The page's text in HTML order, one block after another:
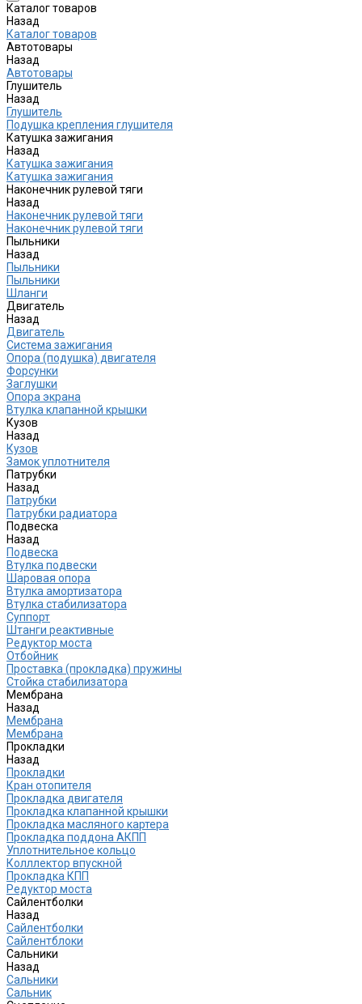
Каталог товаров
Назад
Каталог товаров
Автотовары
Назад
Автотовары
Глушитель
Назад
Глушитель
Подушка крепления глушителя
Катушка зажигания
Назад
Катушка зажигания
Катушка зажигания
Наконечник рулевой тяги
Назад
Наконечник рулевой тяги
Наконечник рулевой тяги
Пыльники
Назад
Пыльники
Пыльники
Шланги
Двигатель
Назад
Двигатель
Система зажигания
Опора (подушка) двигателя
Форсунки
Заглушки
Опора экрана
Втулка клапанной крышки
Кузов
Назад
Кузов
Замок уплотнителя
Патрубки
Назад
Патрубки
Патрубки радиатора
Подвеска
Назад
Подвеска
Втулка подвески
Шаровая опора
Втулка амортизатора
Втулка стабилизатора
Cуппорт
Штанги реактивные
Редуктор моста
Отбойник
Проставка (прокладка) пружины
Стойка стабилизатора
Мембрана
Назад
Мембрана
Мембрана
Прокладки
Назад
Прокладки
Кран отопителя
Прокладка двигателя
Прокладка клапанной крышки
Прокладка масляного картера
Прокладка поддона АКПП
Уплотнительное кольцо
Колллектор впускной
Прокладка КПП
Редуктор моста
Сайлентболки
Назад
Сайлентболки
Сайлентблоки
Сальники
Назад
Сальники
Сальник